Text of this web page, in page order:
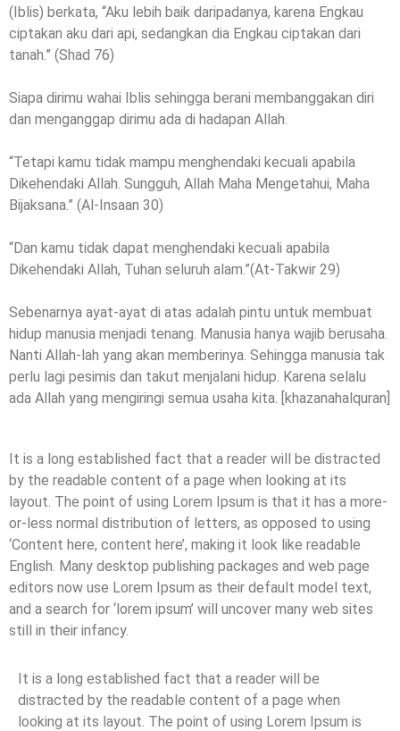
(Iblis) berkata, “Aku lebih baik daripadanya, karena Engkau
ciptakan aku dari api, sedangkan dia Engkau ciptakan dari
tanah.” (Shad 76)
Siapa dirimu wahai Iblis sehingga berani membanggakan diri
dan menganggap dirimu ada di hadapan Allah.
“Tetapi kamu tidak mampu menghendaki kecuali apabila
Dikehendaki Allah. Sungguh, Allah Maha Mengetahui, Maha
Bijaksana.” (Al-Insaan 30)
“Dan kamu tidak dapat menghendaki kecuali apabila
Dikehendaki Allah, Tuhan seluruh alam.”(At-Takwir 29)
Sebenarnya ayat-ayat di atas adalah pintu untuk membuat
hidup manusia menjadi tenang. Manusia hanya wajib berusaha.
Nanti Allah-lah yang akan memberinya. Sehingga manusia tak
perlu lagi pesimis dan takut menjalani hidup. Karena selalu
ada Allah yang mengiringi semua usaha kita. [khazanahalquran]
It is a long established fact that a reader will be distracted
by the readable content of a page when looking at its
layout. The point of using Lorem Ipsum is that it has a more-
or-less normal distribution of letters, as opposed to using
‘Content here, content here’, making it look like readable
English. Many desktop publishing packages and web page
editors now use Lorem Ipsum as their default model text,
and a search for ‘lorem ipsum’ will uncover many web sites
still in their infancy.
It is a long established fact that a reader will be
distracted by the readable content of a page when
looking at its layout. The point of using Lorem Ipsum is